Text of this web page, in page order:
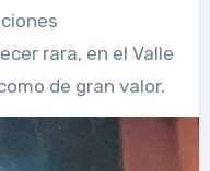
rara, en el Valle
de gran valor.